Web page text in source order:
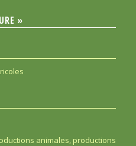
»
animales, productions